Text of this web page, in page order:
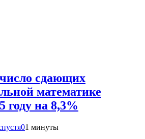
сдающих
математике
году на 8,3%
01 минуты